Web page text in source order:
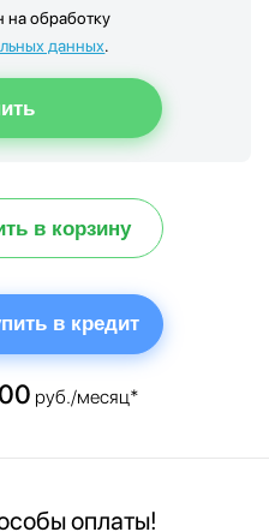
на обработку
данных.
в корзину
в кредит
руб./месяц*
оплаты!